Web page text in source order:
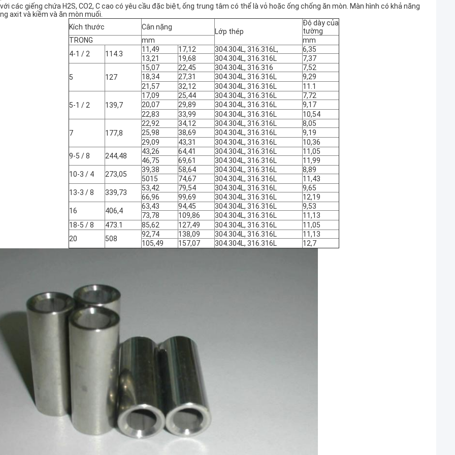
các giếng chứa H2S, CO2, C cao có yêu cầu đặc biệt, ống trung tâm có thể là vỏ hoặc ống chống ăn mòn. Màn hình có khả năng
axit và kiềm và ăn mòn muối.
Kích thước
Cân nặng
Lớp thép
Độ dày của
tường
TRONG
mm
mm
4-1 / 2
114.3
11,49 17,12 304.304L, 316.316L,
6,35
13,21
19,68 304.304L, 316.316L 7,37
5 127
15,07 22,45 304.304L, 316.316
7,52
18,34
27,31 304.304L, 316.316L
9,29
21,57
32,12 304.304L, 316.316L 11.1
5-1 / 2 139,7
17,09 25,44 304.304L, 316.316L
7,72
20,07
29,89 304.304L, 316.316L
9,17
22,83
33,99 304.304L, 316.316L 10,54
7 177,8
22,92 34,12 304.304L, 316.316L
8,05
25,98
38,69 304.304L, 316.316L
9,19
29,09
43,31 304.304L, 316.316L
10,36
9-5 / 8
244,48
43,26 64,41 304.304L, 316.316L
11,05
46,75
69,61 304.304L, 316.316L
11,99
10-3 / 4
273,05
39,38 58,64 304.304L, 316.316L
8,89
5015
74,67 304.304L, 316.316L
11,43
13-3 / 8
339,73
53,42 79,54 304.304L, 316.316L
9,65
66,96
99,69 304.304L, 316.316L
12,19
16
406,4
63,43 94,45 304.304L, 316.316L
9,53
73,78
109,86 304.304L, 316.316L
11,13
18-5 / 8
473.1 85,62 127,49 304.304L, 316.316L
11,05
20
508
92,74 138,09 304.304L, 316.316L
11,13
105,49
157,07 304.304L, 316.316L 12,7